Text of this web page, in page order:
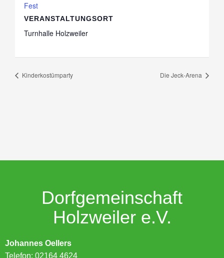
Fest
VERANSTALTUNGSORT
Turnhalle Holzweiler
Kinderkostümparty Die Jeck-Arena
Dorfgemeinschaft
Holzweiler e.V.
Johannes Oellers
Telefon: 02164 4624